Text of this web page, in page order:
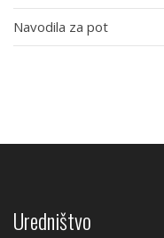
Navodila za pot
Uredništvo